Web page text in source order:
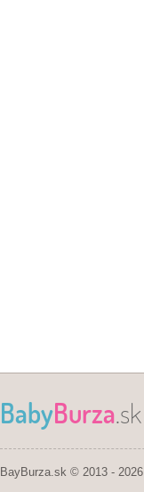
BabyBurza.sk
BayBurza.sk © 2013 - 2026